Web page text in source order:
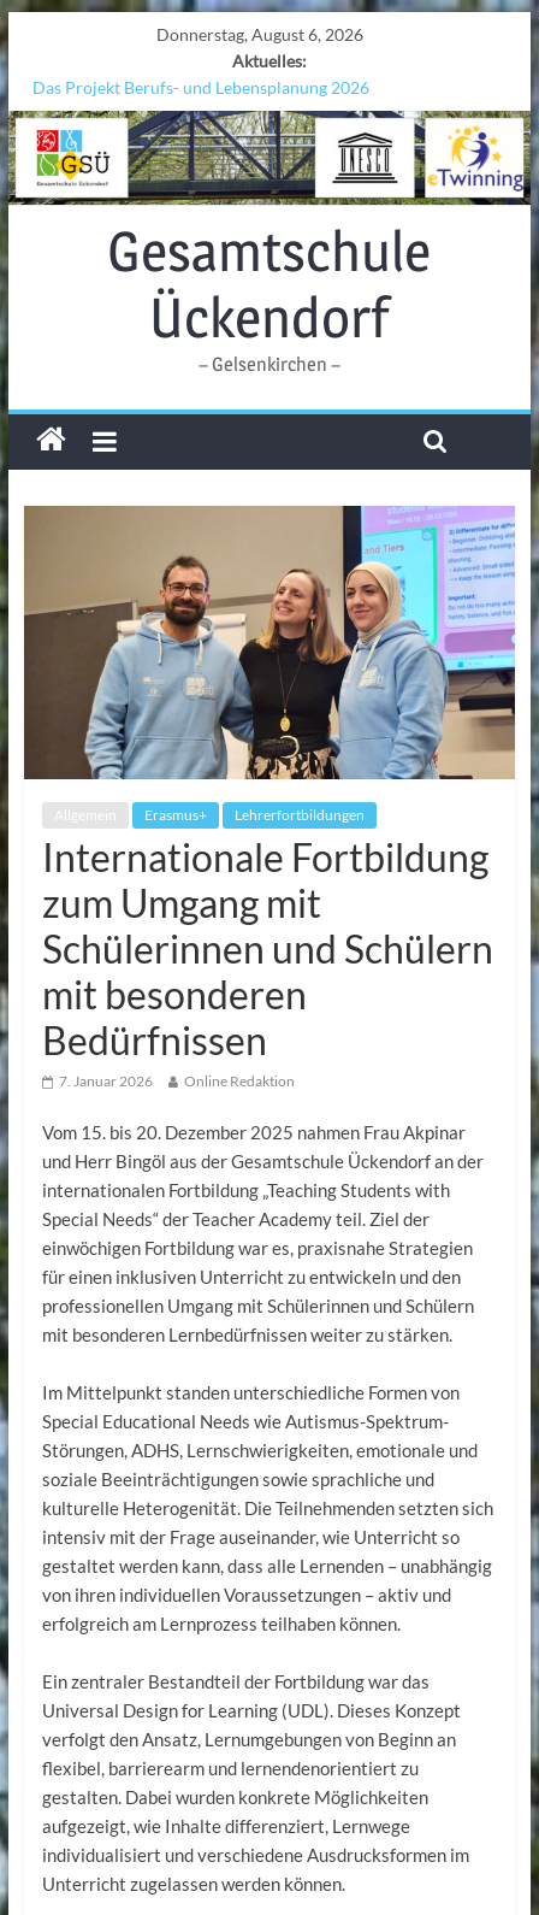
Donnerstag, August 6, 2026
Aktuelles:
Das Projekt Berufs- und Lebensplanung 2026
UNESCO Stadtradeln „Grenzen überwinden“
KCC-Workshop
Sicherheit auf den Wellen: Lehrkräfte bilden sich in Alicante fort
Ferien!!!
Gesamtschule
Ückendorf
– Gelsenkirchen –
Allgemein Erasmus+ Lehrerfortbildungen
Internationale Fortbildung
zum Umgang mit
Schülerinnen und Schülern
mit besonderen
Bedürfnissen
7. Januar 2026 Online Redaktion
Vom 15. bis 20. Dezember 2025 nahmen Frau Akpinar
und Herr Bingöl aus der Gesamtschule Ückendorf an der
internationalen Fortbildung „Teaching Students with
Special Needs“ der Teacher Academy teil. Ziel der
einwöchigen Fortbildung war es, praxisnahe Strategien
für einen inklusiven Unterricht zu entwickeln und den
professionellen Umgang mit Schülerinnen und Schülern
mit besonderen Lernbedürfnissen weiter zu stärken.
Im Mittelpunkt standen unterschiedliche Formen von
Special Educational Needs wie Autismus-Spektrum-
Störungen, ADHS, Lernschwierigkeiten, emotionale und
soziale Beeinträchtigungen sowie sprachliche und
kulturelle Heterogenität. Die Teilnehmenden setzten sich
intensiv mit der Frage auseinander, wie Unterricht so
gestaltet werden kann, dass alle Lernenden – unabhängig
von ihren individuellen Voraussetzungen – aktiv und
erfolgreich am Lernprozess teilhaben können.
Ein zentraler Bestandteil der Fortbildung war das
Universal Design for Learning (UDL). Dieses Konzept
verfolgt den Ansatz, Lernumgebungen von Beginn an
flexibel, barrierearm und lernendenorientiert zu
gestalten. Dabei wurden konkrete Möglichkeiten
aufgezeigt, wie Inhalte differenziert, Lernwege
individualisiert und verschiedene Ausdrucksformen im
Unterricht zugelassen werden können.